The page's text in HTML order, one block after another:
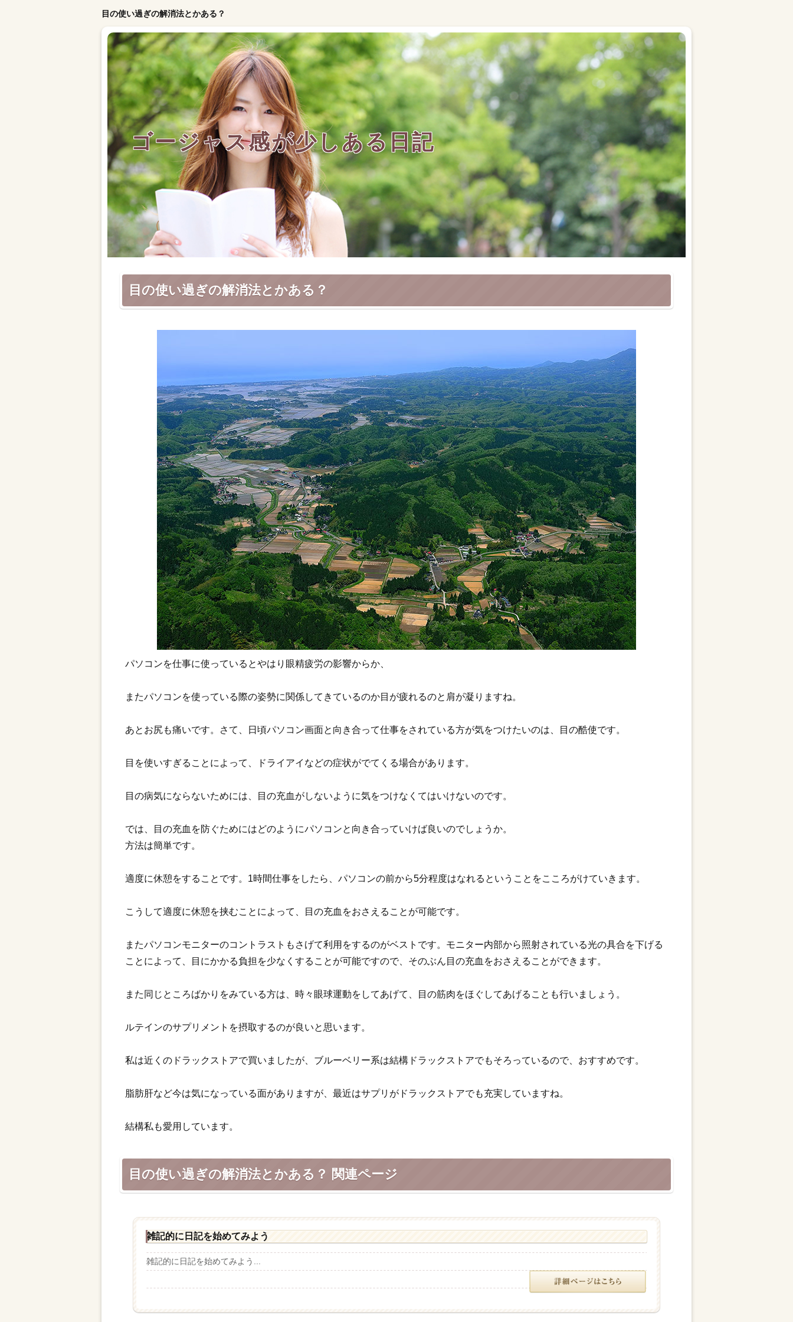
目の使い過ぎの解消法とかある？
ゴージャス感が少しある日記
目の使い過ぎの解消法とかある？
パソコンを仕事に使っているとやはり眼精疲労の影響からか、
またパソコンを使っている際の姿勢に関係してきているのか目が疲れるのと肩が凝りますね。
あとお尻も痛いです。さて、日頃パソコン画面と向き合って仕事をされている方が気をつけたいのは、目の酷使です。
目を使いすぎることによって、ドライアイなどの症状がでてくる場合があります。
目の病気にならないためには、目の充血がしないように気をつけなくてはいけないのです。
では、目の充血を防ぐためにはどのようにパソコンと向き合っていけば良いのでしょうか。
方法は簡単です。
適度に休憩をすることです。1時間仕事をしたら、パソコンの前から5分程度はなれるということをこころがけていきます。
こうして適度に休憩を挟むことによって、目の充血をおさえることが可能です。
またパソコンモニターのコントラストもさげて利用をするのがベストです。モニター内部から照射されている光の具合を下げる
ことによって、目にかかる負担を少なくすることが可能ですので、そのぶん目の充血をおさえることができます。
また同じところばかりをみている方は、時々眼球運動をしてあげて、目の筋肉をほぐしてあげることも行いましょう。
ルテインのサプリメントを摂取するのが良いと思います。
私は近くのドラックストアで買いましたが、ブルーベリー系は結構ドラックストアでもそろっているので、おすすめです。
脂肪肝など今は気になっている面がありますが、最近はサプリがドラックストアでも充実していますね。
結構私も愛用しています。
目の使い過ぎの解消法とかある？ 関連ページ
雑記的に日記を始めてみよう
雑記的に日記を始めてみよう...